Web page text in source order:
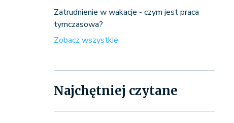
Zatrudnienie w wakacje - czym jest praca
tymczasowa?
Zobacz wszystkie
Najchętniej czytane